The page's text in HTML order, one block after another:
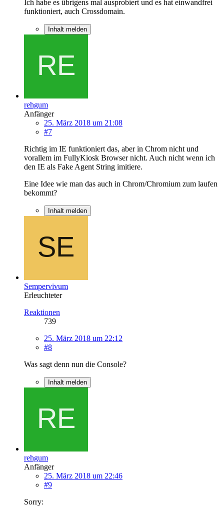
Ich habe es übrigens mal ausprobiert und es hat einwandfrei
funktioniert, auch Crossdomain.
Inhalt melden
rehgum
Anfänger
25. März 2018 um 21:08
#7
Richtig im IE funktioniert das, aber in Chrom nicht und
vorallem im FullyKiosk Browser nicht. Auch nicht wenn ich
den IE als Fake Agent String imitiere.
Eine Idee wie man das auch in Chrom/Chromium zum laufen
bekommt?
Inhalt melden
Sempervivum
Erleuchteter
Reaktionen
739
25. März 2018 um 22:12
#8
Was sagt denn nun die Console?
Inhalt melden
rehgum
Anfänger
25. März 2018 um 22:46
#9
Sorry: